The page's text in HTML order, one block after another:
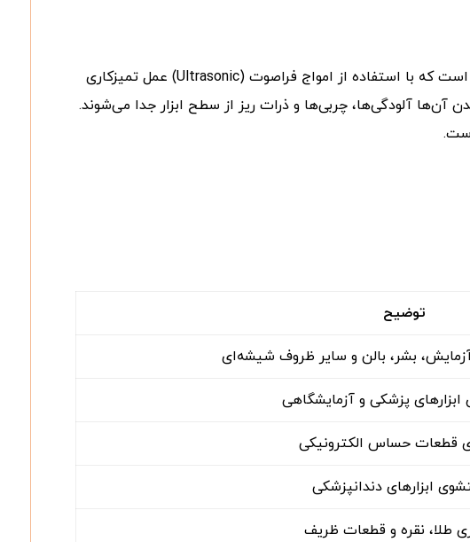
اولتراسونیک کلینر دستگاهی تخصصی برای شستشو و پاکسازی دقیق تجهیزات آزمایشگاهی، پزشکی و صنعتی است که با استفاده از امواج فراصوت (Ultrasonic) عمل تمیزکاری
آن‌ها آلودگی‌ها، چربی‌ها و ذرات ریز از سطح ابزار جدا می‌شوند.
توضیح
بشر، بالن و سایر ظروف شیشه‌ای
ابزارهای پزشکی و آزمایشگاهی
قطعات حساس الکترونیکی
ابزارهای دندانپزشکی
طلا، نقره و قطعات ظریف